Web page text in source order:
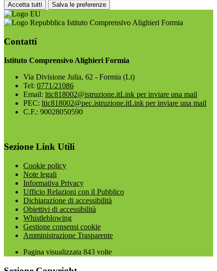
Accetta tutti Salva le preferenze
Istituto Comprensivo Alighieri Formia
Contatti
Istituto Comprensivo Alighieri Formia
Via Divisione Julia, 62 - Formia (Lt)
Tel: 0771/21086
Email: ltic818002@istruzione.itLink per inviare una mail
PEC: ltic818002@pec.istruzione.itLink per inviare una mail
C.F.: 90028050590
Sezione Link Utili
Cookie policy
Note legali
Informativa Privacy
Ufficio Relazioni con il Pubblico
Dichiarazione di accessibilità
Obiettivi di accessibilità
Whistleblowing
Gestione consensi cookie
Amministrazione Trasparente
Pagina visualizzata 843 volte